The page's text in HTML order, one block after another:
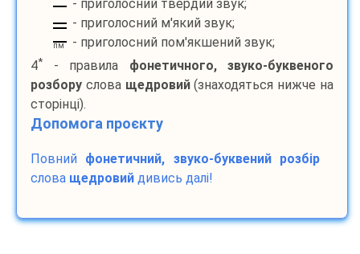
- приголосний твердий звук;
- приголосний м'який звук;
пм
- приголосний пом'якшений звук;
4* - правила фонетичного, звуко-буквеного
розбору слова щедровий(знаходяться нижче на
сторінці).
Допомога проєкту
Повний фонетичний, звуко-буквений розбір
слова щедровий дивись далі!